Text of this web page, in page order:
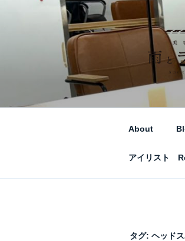
キ
美容
札幌市西区
About
アイリスト
タグ: ヘッド